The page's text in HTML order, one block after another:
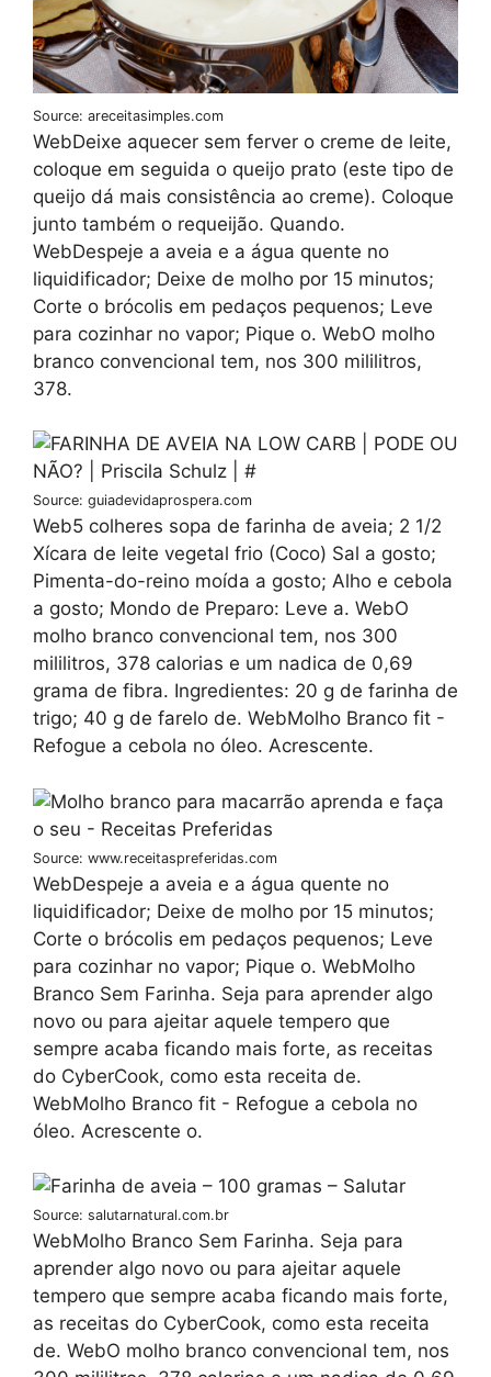
Source: areceitasimples.com
WebDeixe aquecer sem ferver o creme de leite,
coloque em seguida o queijo prato (este tipo de
queijo dá mais consistência ao creme). Coloque
junto também o requeijão. Quando.
WebDespeje a aveia e a água quente no
liquidificador; Deixe de molho por 15 minutos;
Corte o brócolis em pedaços pequenos; Leve
para cozinhar no vapor; Pique o. WebO molho
branco convencional tem, nos 300 mililitros,
378.
Source: guiadevidaprospera.com
Web5 colheres sopa de farinha de aveia; 2 1/2
Xícara de leite vegetal frio (Coco) Sal a gosto;
Pimenta-do-reino moída a gosto; Alho e cebola
a gosto; Mondo de Preparo: Leve a. WebO
molho branco convencional tem, nos 300
mililitros, 378 calorias e um nadica de 0,69
grama de fibra. Ingredientes: 20 g de farinha de
trigo; 40 g de farelo de. WebMolho Branco fit -
Refogue a cebola no óleo. Acrescente.
Source: www.receitaspreferidas.com
WebDespeje a aveia e a água quente no
liquidificador; Deixe de molho por 15 minutos;
Corte o brócolis em pedaços pequenos; Leve
para cozinhar no vapor; Pique o. WebMolho
Branco Sem Farinha. Seja para aprender algo
novo ou para ajeitar aquele tempero que
sempre acaba ficando mais forte, as receitas
do CyberCook, como esta receita de.
WebMolho Branco fit - Refogue a cebola no
óleo. Acrescente o.
Source: salutarnatural.com.br
WebMolho Branco Sem Farinha. Seja para
aprender algo novo ou para ajeitar aquele
tempero que sempre acaba ficando mais forte,
as receitas do CyberCook, como esta receita
de. WebO molho branco convencional tem, nos